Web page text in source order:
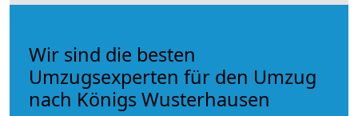
Wir sind die besten
Umzugsexperten für den Umzug
nach Königs Wusterhausen